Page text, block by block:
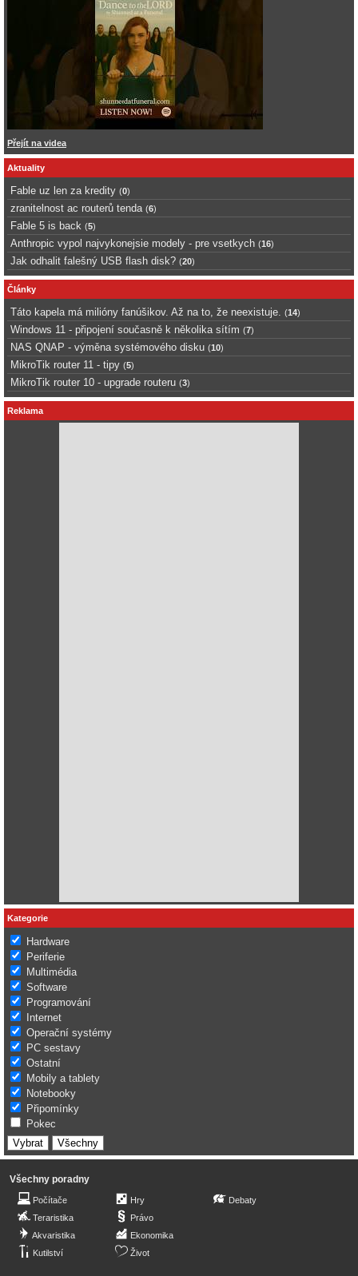
Přejít na videa
Aktuality
Fable uz len za kredity (0)
zranitelnost ac routerů tenda (6)
Fable 5 is back (5)
Anthropic vypol najvykonejsie modely - pre vsetkych (16)
Jak odhalit falešný USB flash disk? (20)
Články
Táto kapela má milióny fanúšikov. Až na to, že neexistuje. (14)
Windows 11 - připojení současně k několika sítím (7)
NAS QNAP - výměna systémového disku (10)
MikroTik router 11 - tipy (5)
MikroTik router 10 - upgrade routeru (3)
Reklama
Kategorie
Hardware
Periferie
Multimédia
Software
Programování
Internet
Operační systémy
PC sestavy
Ostatní
Mobily a tablety
Notebooky
Připomínky
Pokec
Všechny poradny
Počítače
Teraristika
Akvaristika
Kutilství
Hry
Právo
Ekonomika
Život
Debaty